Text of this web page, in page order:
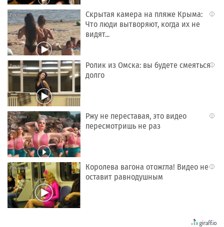
i
Скрытая камера на пляже Крыма:
Что люди вытворяют, когда их не
видят...
i
Ролик из Омска: вы будете смеяться
долго
i
Ржу не переставая, это видео
пересмотришь не раз
i
Королева вагона отожгла! Видео не
оставит равнодушным